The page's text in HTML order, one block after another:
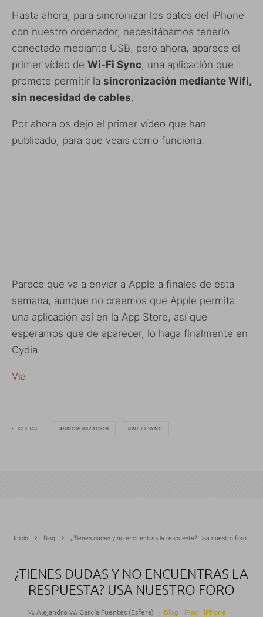
Hasta ahora, para sincronizar los datos del iPhone
con nuestro ordenador, necesitábamos tenerlo
conectado mediante USB, pero ahora, aparece el
primer vídeo de Wi-Fi Sync, una aplicación que
promete permitir la sincronización mediante Wifi,
sin necesidad de cables.
Por ahora os dejo el primer vídeo que han
publicado, para que veais como funciona.
Parece que va a enviar a Apple a finales de esta
semana, aunque no creemos que Apple permita
una aplicación así en la App Store, así que
esperamos que de aparecer, lo haga finalmente en
Cydia.
Via
ETIQUETAS SINCRONIZACIÓN WI-FI SYNC
Inicio Blog ¿Tienes dudas y no encuentras la respuesta? Usa nuestro foro
¿TIENES DUDAS Y NO ENCUENTRAS LA
RESPUESTA? USA NUESTRO FORO
M. Alejandro W. García Fuentes (Esfera) · Blog iPad iPhone ·